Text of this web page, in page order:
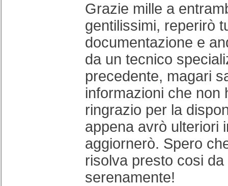
Grazie mille a
gentilissimi, reperirò
documentazione e
da un tecnico
precedente, magari
informazioni che non
ringrazio per la
appena avrò ulteriori
aggiornerò. Spero
risolva presto cosi
serenamente!